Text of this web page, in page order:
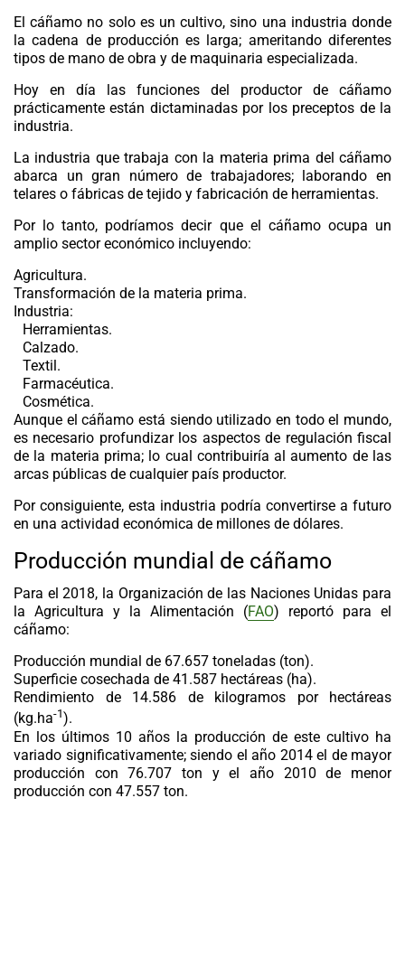
El cáñamo no solo es un cultivo, sino una industria donde
la cadena de producción es larga; ameritando diferentes
tipos de mano de obra y de maquinaria especializada.
Hoy en día las funciones del productor de cáñamo
prácticamente están dictaminadas por los preceptos de la
industria.
La industria que trabaja con la materia prima del cáñamo
abarca un gran número de trabajadores; laborando en
telares o fábricas de tejido y fabricación de herramientas.
Por lo tanto, podríamos decir que el cáñamo ocupa un
amplio sector económico incluyendo:
Agricultura.
Transformación de la materia prima.
Industria:
Herramientas.
Calzado.
Textil.
Farmacéutica.
Cosmética.
Aunque el cáñamo está siendo utilizado en todo el mundo,
es necesario profundizar los aspectos de regulación fiscal
de la materia prima; lo cual contribuiría al aumento de las
arcas públicas de cualquier país productor.
Por consiguiente, esta industria podría convertirse a futuro
en una actividad económica de millones de dólares.
Producción mundial de cáñamo
Para el 2018, la Organización de las Naciones Unidas para
la Agricultura y la Alimentación (FAO) reportó para el
cáñamo:
Producción mundial de 67.657 toneladas (ton).
Superficie cosechada de 41.587 hectáreas (ha).
Rendimiento de 14.586 de kilogramos por hectáreas
(kg.ha-1).
En los últimos 10 años la producción de este cultivo ha
variado significativamente; siendo el año 2014 el de mayor
producción con 76.707 ton y el año 2010 de menor
producción con 47.557 ton.